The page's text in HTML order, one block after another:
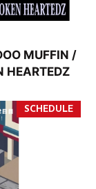
MUFFIN /
HEARTEDZ